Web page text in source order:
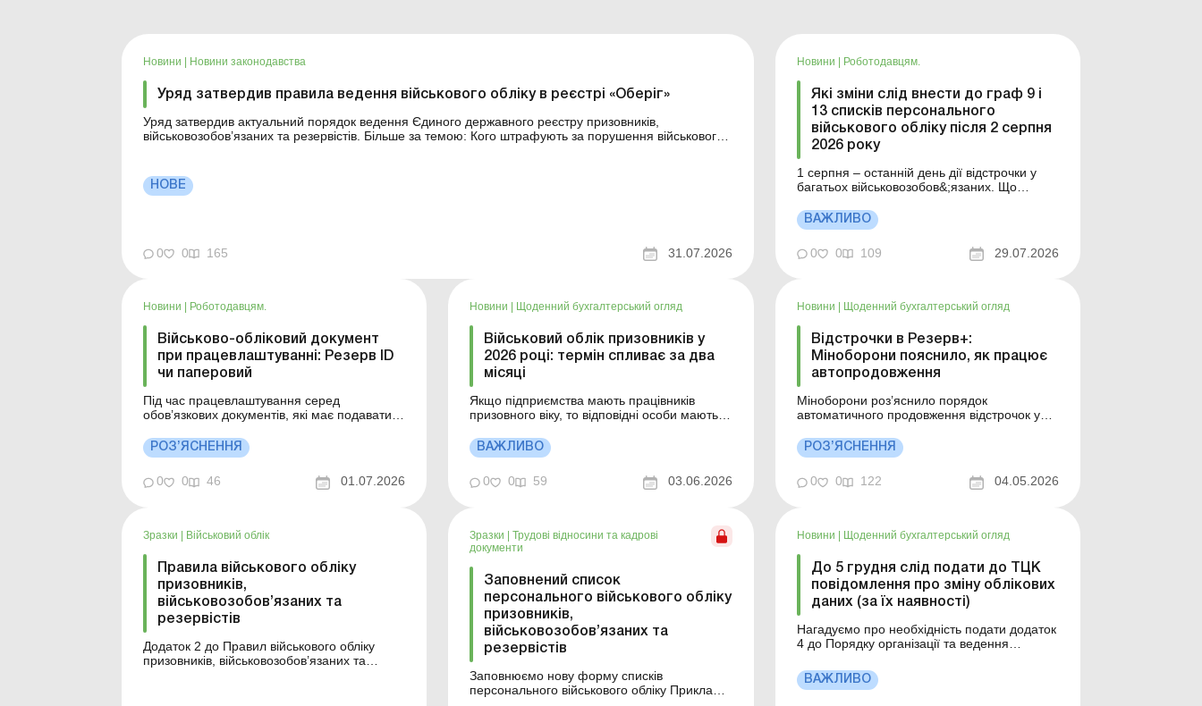
Новини Новини законодавства
Уряд затвердив правила ведення військового обліку в реєстрі «Оберіг»
Уряд затвердив актуальний порядок ведення Єдиного державного реєстру призовників,
військовозобов’язаних та резервістів. Більше за темою: Кого штрафують за порушення військового
НОВЕ
0 0 165 31.07.2026
Новини Роботодавцям.
Які зміни слід внести до граф 9 і
13 списків персонального
військового обліку після 2 серпня
2026 року
1 серпня – останній день дії відстрочки у
багатьох військовозобов&;язаних. Що
військового обліку після 2 серпня 2026 року
та в які строки – дізнайтеся з цього
затверджуємо списки персонального
ВАЖЛИВО
0 0 109 29.07.2026
Новини Роботодавцям.
Військово-обліковий документ
при працевлаштуванні: Резерв ID
чи паперовий
Під час працевлаштування серед
обов’язкових документів, які має подавати
документ. Хто його повинен подавати та яка
його форма – дізнайтеся в цьому матеріалі.
військового обліку Заповнюємо нову форму
РОЗ’ЯСНЕННЯ
0 0 46 01.07.2026
Новини Щоденний бухгалтерський огляд
Військовий облік призовників у
2026 році: термін спливає за два
місяці
Якщо підприємства мають працівників
призовного віку, то відповідні особи мають
документи потрібні – дізнайтеся з цього
матеріалу. Більше за темою: Як подавати до
ТЦК документи з військового обліку? Чи
повинне фермерське господарство вести
ВАЖЛИВО
0 0 59 03.06.2026
Новини Щоденний бухгалтерський огляд
Відстрочки в Резерв+:
Міноборони пояснило, як працює
автопродовження
Міноборони роз’яснило порядок
автоматичного продовження відстрочок у
випадках користувачам не потрібно
подавати нову заяву, а коли варто
перевірити дані в реєстрах. Більше
за темою: Відстрочка від призову на
РОЗ’ЯСНЕННЯ
0 0 122 04.05.2026
Зразки | Військовий облік
Правила військового обліку
призовників,
військовозобов’язаних та
резервістів
Додаток 2 до Правил військового обліку
призовників, військовозобов’язаних та
Зразки | Трудові відносини та кадрові
документи
Заповнений список
персонального військового обліку
призовників,
військовозобов’язаних та
резервістів
Заповнюємо нову форму списків
персонального військового обліку Приклад
Новини | Щоденний бухгалтерський огляд
До 5 грудня слід подати до ТЦК
повідомлення про зміну облікових
даних (за їх наявності)
Нагадуємо про необхідність подати додаток
4 до Порядку організації та ведення
військовозобов’язаних та резервістів до ТЦК
та СП! Більше за темою: Чи потрібно
ВАЖЛИВО